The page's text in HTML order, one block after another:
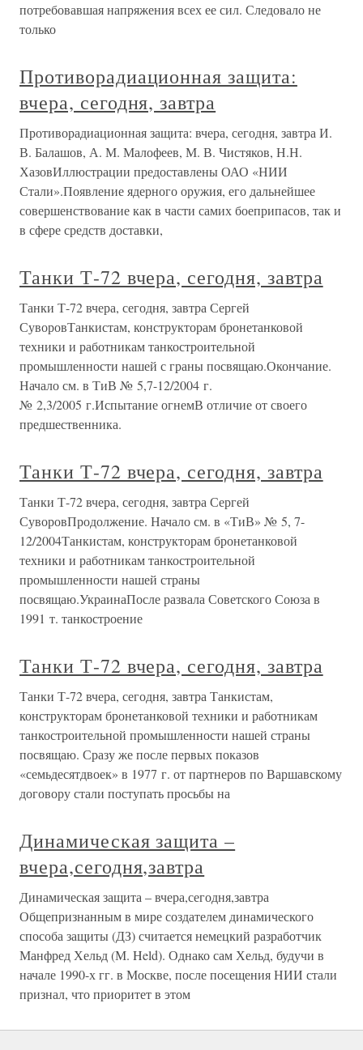
потребовавшая напряжения всех ее сил. Следовало не
только
Противорадиационная защита:
вчера, сегодня, завтра
Противорадиационная защита: вчера, сегодня, завтра И.
В. Балашов, А. М. Малофеев, М. В. Чистяков, Н.Н.
ХазовИллюстрации предоставлены ОАО «НИИ
Стали».Появление ядерного оружия, его дальнейшее
совершенствование как в части самих боеприпасов, так и
в сфере средств доставки,
Танки Т-72 вчера, сегодня, завтра
Танки Т-72 вчера, сегодня, завтра Сергей
СуворовТанкистам, конструкторам бронетанковой
техники и работникам танкостроительной
промышленности нашей с граны посвящаю.Окончание.
Начало см. в ТиВ № 5,7-12/2004 г.
№ 2,3/2005 г.Испытание огнемВ отличие от своего
предшественника.
Танки Т-72 вчера, сегодня, завтра
Танки Т-72 вчера, сегодня, завтра Сергей
СуворовПродолжение. Начало см. в «ТиВ» № 5, 7-
12/2004Танкистам, конструкторам бронетанковой
техники и работникам танкостроительной
промышленности нашей страны
посвящаю.УкраинаПосле развала Советского Союза в
1991 т. танкостроение
Танки Т-72 вчера, сегодня, завтра
Танки Т-72 вчера, сегодня, завтра Танкистам,
конструкторам бронетанковой техники и работникам
танкостроительной промышленности нашей страны
посвящаю. Сразу же после первых показов
«семьдесятдвоек» в 1977 г. от партнеров по Варшавскому
договору стали поступать просьбы на
Динамическая защита –
вчера,сегодня,завтра
Динамическая защита – вчера,сегодня,завтра
Общепризнанным в мире создателем динамического
способа защиты (ДЗ) считается немецкий разработчик
Манфред Хельд (М. Held). Однако сам Хельд, будучи в
начале 1990-х гг. в Москве, после посещения НИИ стали
признал, что приоритет в этом